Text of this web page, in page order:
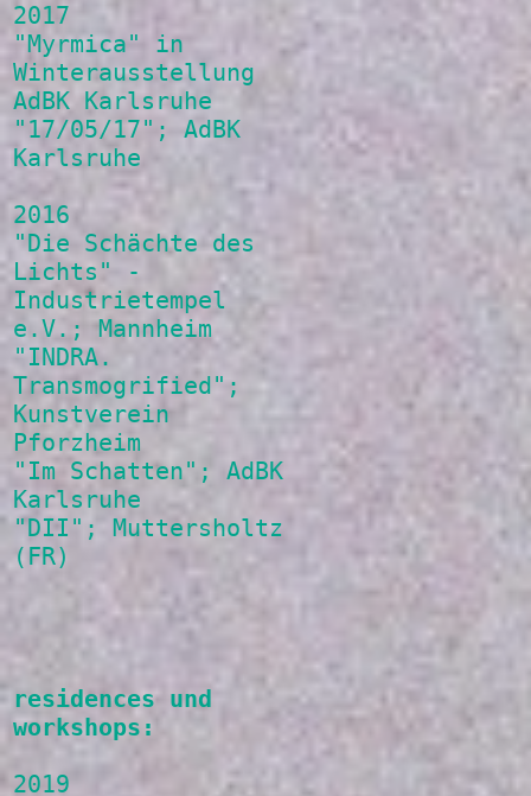
2017
"Myrmica" in
Winterausstellung
AdBK Karlsruhe
"17/05/17"; AdBK
Karlsruhe
2016
"Die Schächte des
Lichts" -
Industrietempel
e.V.; Mannheim
"INDRA.
Transmogrified";
Kunstverein
Pforzheim
"Im Schatten"; AdBK
Karlsruhe
"DII"; Muttersholtz
(FR)
residences und
workshops:
2019